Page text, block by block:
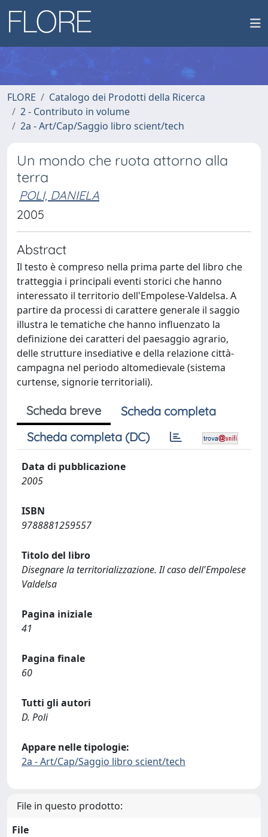
FLORE
Catalogo dei Prodotti della Ricerca
2 - Contributo in volume
2a - Art/Cap/Saggio libro scient/tech
Un mondo che ruota attorno alla
terra
POLI, DANIELA
2005
Abstract
Il testo è compreso nella prima parte del libro che
tratteggia i principali eventi storici che hanno
interessato il territorio dell'Empolese-Valdelsa. A
partire da processi di carattere generale il saggio
illustra le tematiche che hanno influenzato la
definizione dei caratteri del paesaggio agrario,
delle strutture insediative e della relazione città-
campagna nel periodo altomedievale (sistema
curtense, signorie territoriali).
Scheda breve
Scheda completa
Scheda completa (DC)
Data di pubblicazione
2005
ISBN
9788881259557
Titolo del libro
Disegnare la territorializzazione. Il caso dell'Empolese
Valdelsa
Pagina iniziale
41
Pagina finale
60
Tutti gli autori
D. Poli
Appare nelle tipologie:
2a - Art/Cap/Saggio libro scient/tech
File in questo prodotto:
File